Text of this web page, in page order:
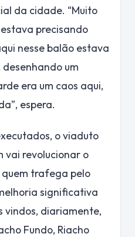
da cidade. “Muito
precisando
nesse balão estava
um
era um caos aqui,
espera.
o viaduto
vai revolucionar o
trafega pelo
significativa
vindos, diariamente,
Fundo, Riacho